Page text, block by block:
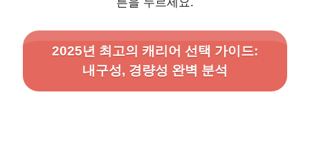
2025년 최고의 캐리어 선택 가이드:
내구성, 경량성 완벽 분석